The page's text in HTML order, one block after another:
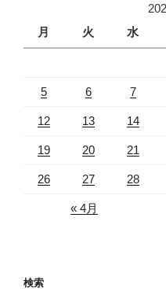
月
火 水
5 6 7
12 13 14
19 20 21
26 27 28
« 4月
検索